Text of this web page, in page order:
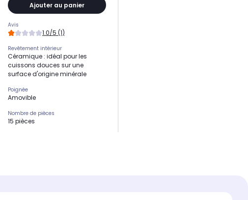
Ajouter au panier
Avis
1.0/5 (1)
Revêtement intérieur
Céramique : idéal pour les
cuissons douces sur une
surface d'origine minérale
Poignée
Amovible
Nombre de pièces
15 pièces